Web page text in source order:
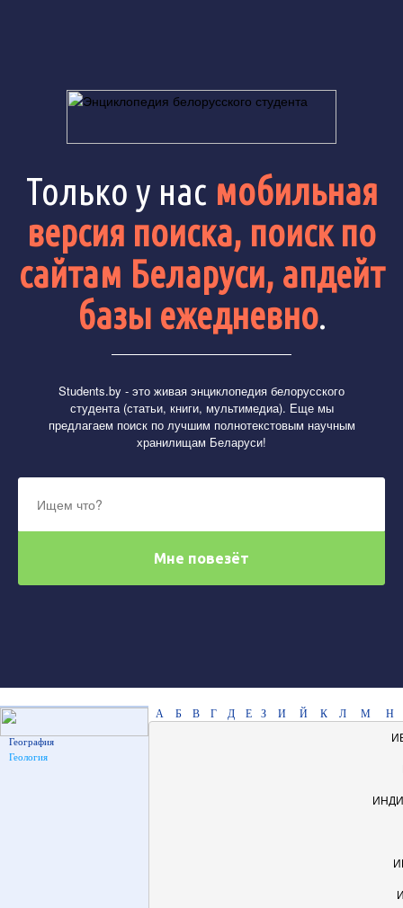
Только у нас мобильная
версия поиска, поиск по
сайтам Беларуси, апдейт
базы ежедневно.
Students.by - это живая энциклопедия белорусского
студента (статьи, книги, мультимедиа). Еще мы
предлагаем поиск по лучшим полнотекстовым научным
хранилищам Беларуси!
География
Геология
А Б В Г Д Е З И Й К Л М
Н